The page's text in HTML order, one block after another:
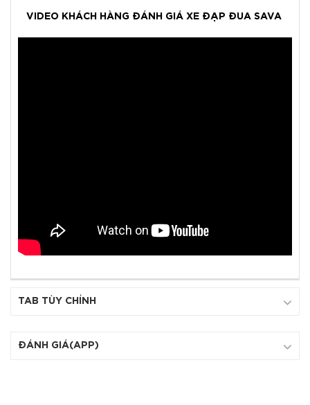
VIDEO KHÁCH HÀNG ĐÁNH GIÁ XE ĐẠP ĐUA SAVA
TAB TÙY CHỈNH
ĐÁNH GIÁ(APP)